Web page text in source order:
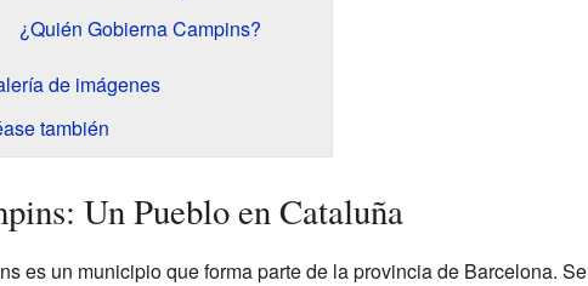
¿Quién Gobierna Campins?
de imágenes
también
Un Pueblo en Cataluña
es un municipio que forma parte de la provincia de Barcelona. Se